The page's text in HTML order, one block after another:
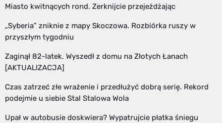
Miasto kwitnących rond. Zerknijcie przejeżdżając
„Syberia” zniknie z mapy Skoczowa. Rozbiórka ruszy w
przyszłym tygodniu
Zaginął 82-latek. Wyszedł z domu na Złotych Łanach
[AKTUALIZACJA]
Czas zatrzeć złe wrażenie i przedłużyć dobrą serię. Rekord
podejmie u siebie Stal Stalowa Wola
Upał w autobusie doskwiera? Wypatrujcie płatka śniegu